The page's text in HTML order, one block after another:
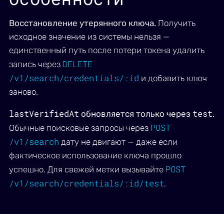
Восстановление утерянного ключа. Получить
исходное значение из системы нельзя —
единственный путь после потери токена удалить
запись через DELETE
/v1/search/credentials/:id и добавить ключ
заново.
lastVerifiedAt обновляется только через test.
Обычные поисковые запросы через POST
/v1/search дату не двигают — даже если
фактическое использование ключа прошло
успешно. Для свежей метки вызывайте POST
/v1/search/credentials/:id/test.